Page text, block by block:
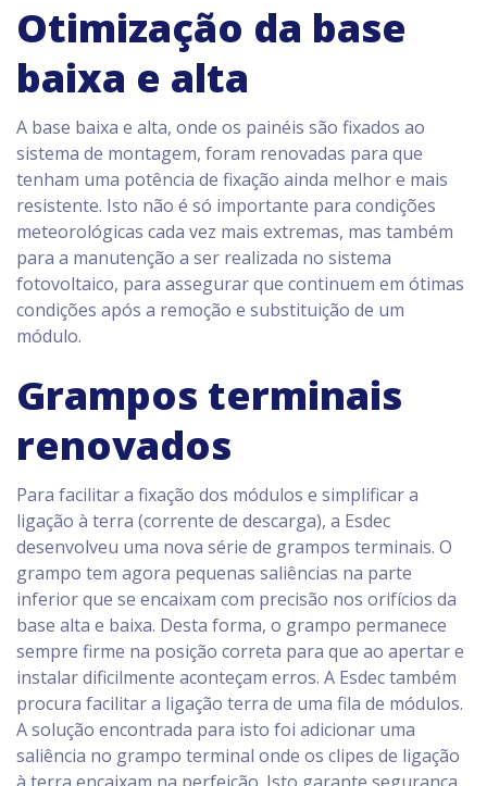
Otimização da base
baixa e alta
A base baixa e alta, onde os painéis são fixados ao
sistema de montagem, foram renovadas para que
tenham uma potência de fixação ainda melhor e mais
resistente. Isto não é só importante para condições
meteorológicas cada vez mais extremas, mas também
para a manutenção a ser realizada no sistema
fotovoltaico, para assegurar que continuem em ótimas
condições após a remoção e substituição de um
módulo.
Grampos terminais
renovados
Para facilitar a fixação dos módulos e simplificar a
ligação à terra (corrente de descarga), a Esdec
desenvolveu uma nova série de grampos terminais. O
grampo tem agora pequenas saliências na parte
inferior que se encaixam com precisão nos orifícios da
base alta e baixa. Desta forma, o grampo permanece
sempre firme na posição correta para que ao apertar e
instalar dificilmente aconteçam erros. A Esdec também
procura facilitar a ligação terra de uma fila de módulos.
A solução encontrada para isto foi adicionar uma
saliência no grampo terminal onde os clipes de ligação